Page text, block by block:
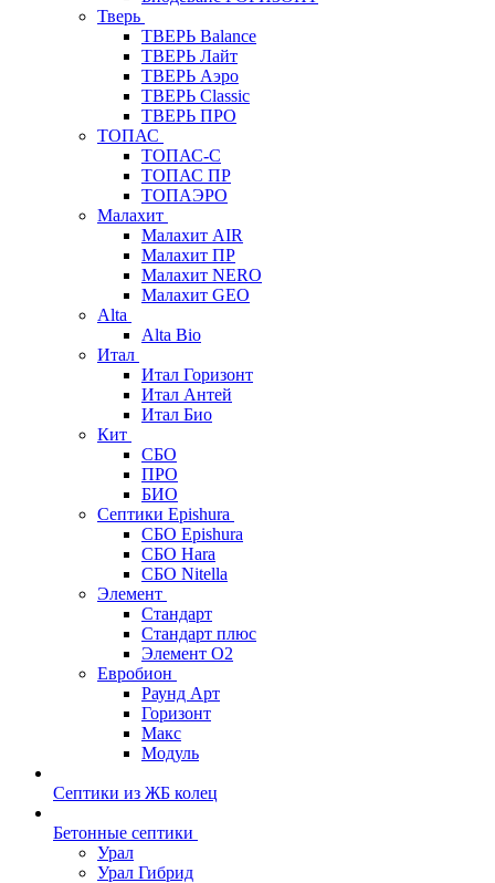
Тверь
ТВЕРЬ Balance
ТВЕРЬ Лайт
ТВЕРЬ Аэро
ТВЕРЬ Classic
ТВЕРЬ ПРО
ТОПАС
ТОПАС-С
ТОПАС ПР
ТОПАЭРО
Малахит
Малахит AIR
Малахит ПР
Малахит NERO
Малахит GEO
Alta
Alta Bio
Итал
Итал Горизонт
Итал Антей
Итал Био
Кит
СБО
ПРО
БИО
Септики Epishura
СБО Epishura
СБО Hara
СБО Nitella
Элемент
Стандарт
Стандарт плюс
Элемент О2
Евробион
Раунд Арт
Горизонт
Макс
Модуль
Септики из ЖБ колец
Бетонные септики
Урал
Урал Гибрид